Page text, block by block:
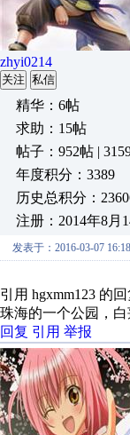
zhyi0214
关注 私信
精华：6帖
求助：15帖
帖子：952帖 |
年度积分：3389
历史总积分：
注册：2014年8月
发表于：2016-03-07
引用 hgxmm123 的
珠海的一个公园，白
回复 引用 举报